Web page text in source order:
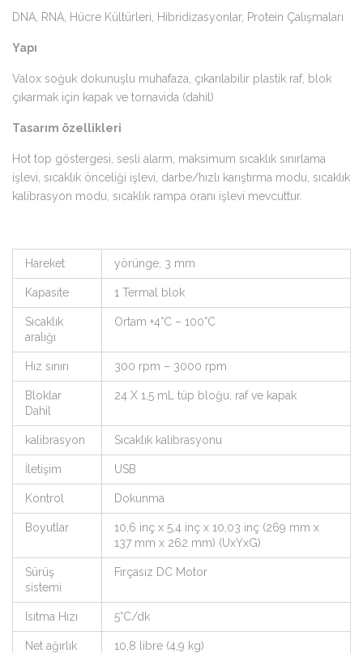
DNA, RNA, Hücre Kültürleri, Hibridizasyonlar, Protein Çalışmaları
Yapı
Valox soğuk dokunuşlu muhafaza, çıkarılabilir plastik raf, blok
çıkarmak için kapak ve tornavida (dahil)
Tasarım özellikleri
Hot top göstergesi, sesli alarm, maksimum sıcaklık sınırlama
işlevi, sıcaklık önceliği işlevi, darbe/hızlı karıştırma modu, sıcaklık
kalibrasyon modu, sıcaklık rampa oranı işlevi mevcuttur.
Hareket yörünge, 3 mm
Kapasite 1 Termal blok
Sıcaklık
aralığı
Ortam +4°C – 100°C
Hız sınırı 300 rpm – 3000 rpm
Bloklar
Dahil
24 X 1,5 mL tüp bloğu, raf ve kapak
kalibrasyon Sıcaklık kalibrasyonu
İletişim USB
Kontrol Dokunma
Boyutlar
10,6 inç x 5,4 inç x 10,03 inç (269 mm x
137 mm x 262 mm) (UxYxG)
Sürüş
sistemi
Fırçasız DC Motor
Isıtma Hızı 5°C/dk
Net ağırlık 10,8 libre (4,9 kg)